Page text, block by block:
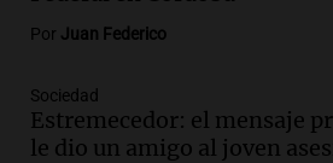
Episodios
madres buscadoras en
de crisis de
Panorama Federal
Por Juan Federico
Sociedad
Estremecedor: el mensaje
le dio un amigo al joven